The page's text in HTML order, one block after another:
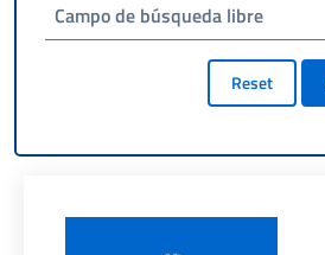
Campo de búsqueda libre
Reset